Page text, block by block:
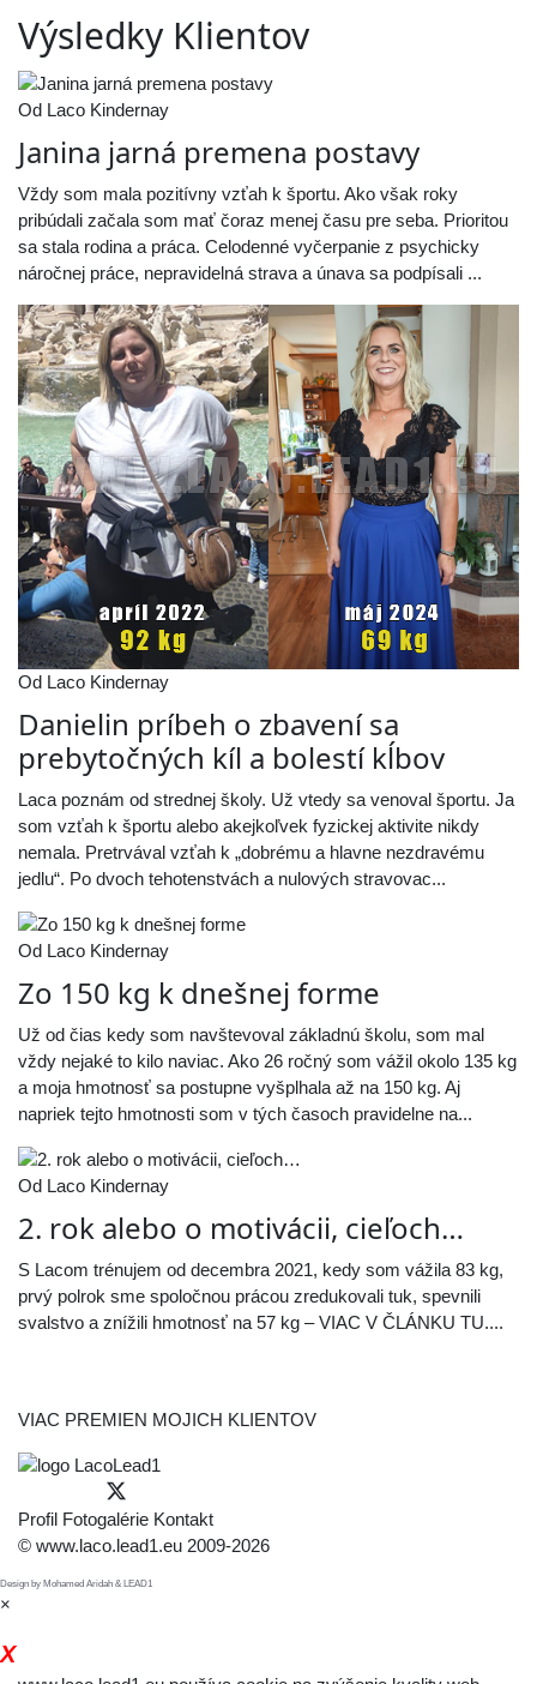
Výsledky Klientov
Od Laco Kindernay
Janina jarná premena postavy
Vždy som mala pozitívny vzťah k športu. Ako však roky
pribúdali začala som mať čoraz menej času pre seba. Prioritou
sa stala rodina a práca. Celodenné vyčerpanie z psychicky
náročnej práce, nepravidelná strava a únava sa podpísali ...
Od Laco Kindernay
Danielin príbeh o zbavení sa
prebytočných kíl a bolestí kĺbov
Laca poznám od strednej školy. Už vtedy sa venoval športu. Ja
som vzťah k športu alebo akejkoľvek fyzickej aktivite nikdy
nemala. Pretrvával vzťah k „dobrému a hlavne nezdravému
jedlu“. Po dvoch tehotenstvách a nulových stravovac...
Od Laco Kindernay
Zo 150 kg k dnešnej forme
Už od čias kedy som navštevoval základnú školu, som mal
vždy nejaké to kilo naviac. Ako 26 ročný som vážil okolo 135 kg
a moja hmotnosť sa postupne vyšplhala až na 150 kg. Aj
napriek tejto hmotnosti som v tých časoch pravidelne na...
Od Laco Kindernay
2. rok alebo o motivácii, cieľoch…
S Lacom trénujem od decembra 2021, kedy som vážila 83 kg,
prvý polrok sme spoločnou prácou zredukovali tuk, spevnili
svalstvo a znížili hmotnosť na 57 kg – VIAC V ČLÁNKU TU....
VIAC PREMIEN MOJICH KLIENTOV
Profil Fotogalérie Kontakt
© www.laco.lead1.eu 2009-2026
Design by Mohamed Aridah & LEAD1
×
X